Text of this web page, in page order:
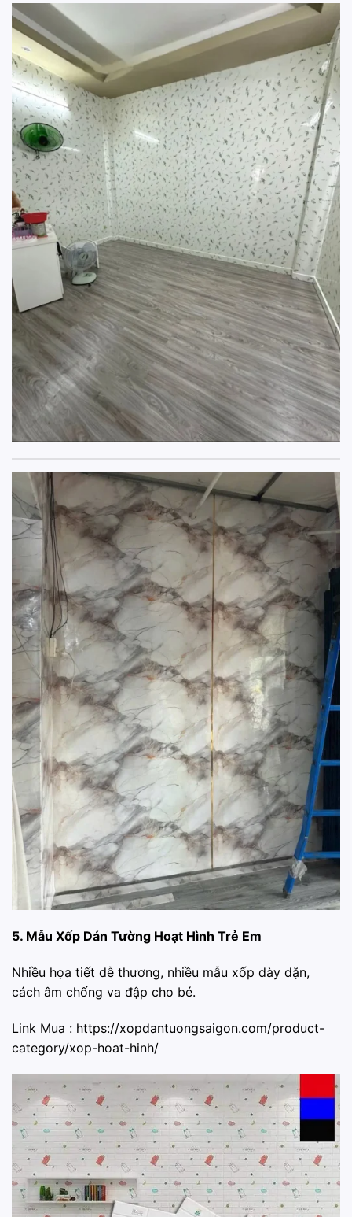
5. Mẫu Xốp Dán Tường Hoạt Hình Trẻ Em
Nhiều họa tiết dễ thương, nhiều mẫu xốp dày dặn,
cách âm chống va đập cho bé.
Link Mua : https://xopdantuongsaigon.com/product-
category/xop-hoat-hinh/